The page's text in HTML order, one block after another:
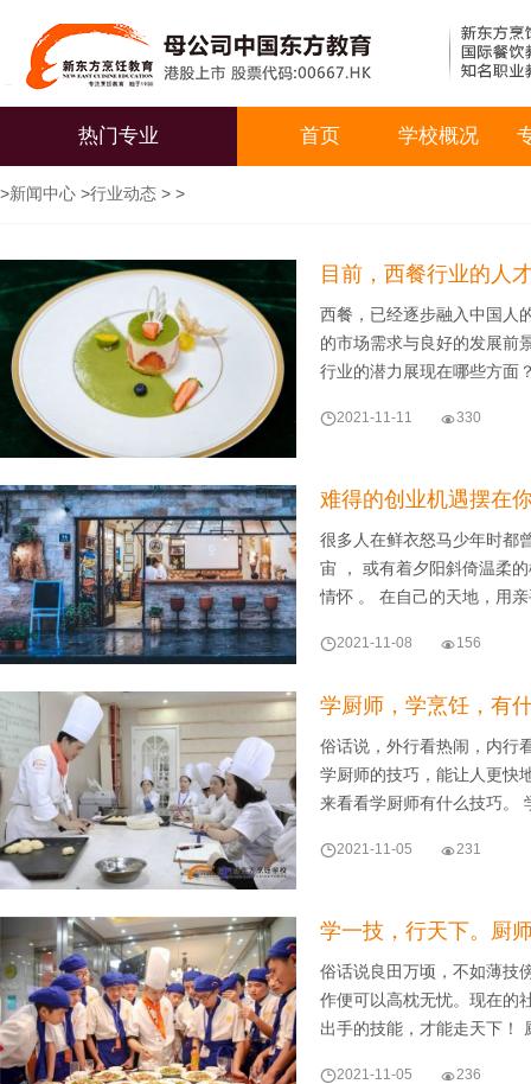
热门专业 首页 学校概况
>新闻中心 >行业动态 > >
目前，西餐行业的人
西餐，已经逐步融入中国人
的市场需求与良好的发展前
行业的潜力展现在哪些方
2021-11-11 330
难得的创业机遇摆在
很多人在鲜衣怒马少年时都
宙 ， 或有着夕阳斜倚温柔
情怀 。 在自己的天地，用
2021-11-08 156
学厨师，学烹饪，有
俗话说，外行看热闹，内行
学厨师的技巧，能让人更快
来看看学厨师有什么技巧
2021-11-05 231
学一技，行天下。厨
俗话说良田万顷，不如薄技
作便可以高枕无忧。现在的
出手的技能，才能走天下
2021-11-05 236